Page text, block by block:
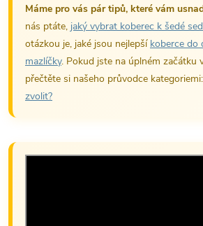
Máme pro vás pár tipů, které vám
nás ptáte, jaký vybrat koberec k šedé
otázkou je, jaké jsou nejlepší koberce do
mazlíčky. Pokud jste na úplném začátku
přečtěte si našeho průvodce kategoriemi:
zvolit?